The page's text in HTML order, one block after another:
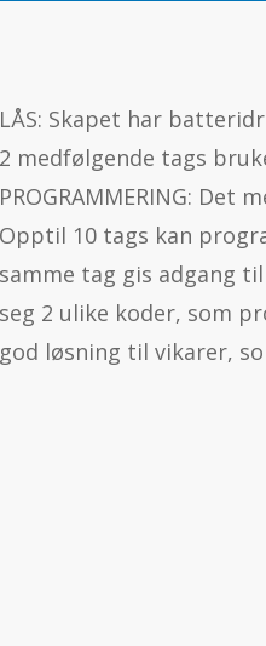
LÅS: Skapet har
2 medfølgende tags
PROGRAMMERING:
Opptil 10 tags kan
samme tag gis adgang
seg 2 ulike koder, som
god løsning til vikarer,